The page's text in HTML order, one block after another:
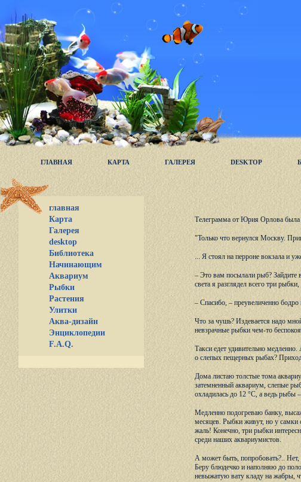
ГЛАВНАЯ КАРТА ГАЛЕРЕЯ DESKTOP
главная
Карта
Галерея
desktop
Библиотека
Начинающим
Аквариум
Рыбки
Растения
Улитки
Аква-дизайн
Энциклопедии
F.A.Q.
Телеграмма от Юрия Орлова была
"Только что вернулся Москву.
... Я стоял на перроне вокзала и
– Это вам посылали рыб? Зайдите
света я разглядел всего три
– Спасибо, – преувеличенно
Что за чушь? Издевается надо
невзрачные рыбки чем-то
Такси едет удивительно
о слепых пещерных рыбах?
Дома листаю толстые тома
затемненный аквариум, слепые
охладилась до 12 °С, а ведь рыбы
Медленно подогреваю банку,
месяцев. Рыбки живут, но у самки
жаль! Конечно, три рыбки
среди наших аквариумистов.
А может быть, попробовать?..
Беру блюдечко и наполняю до
невыжатую вату кладу на жабры,